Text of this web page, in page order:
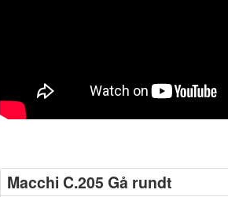
Macchi C.205 Gå rundt